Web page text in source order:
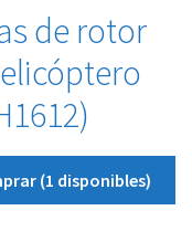
de rotor
(1 disponibles)